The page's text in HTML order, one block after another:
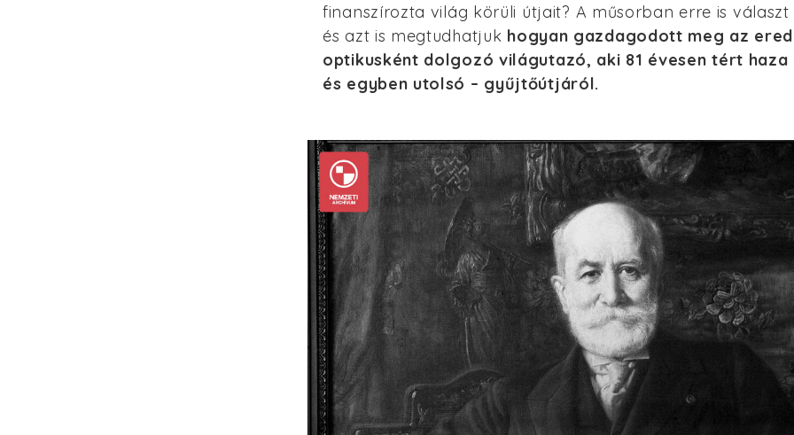
finanszírozta világ körüli útjait? A műsorban erre is
és azt is megtudhatjuk hogyan gazdagodott meg az
optikusként dolgozó világutazó, aki 81 évesen tért haza
és egyben utolsó – gyűjtőútjáról.